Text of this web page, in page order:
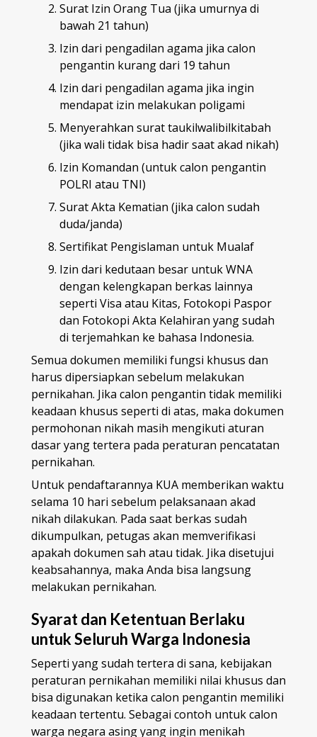
Surat Izin Orang Tua (jika umurnya di
bawah 21 tahun)
Izin dari pengadilan agama jika calon
pengantin kurang dari 19 tahun
Izin dari pengadilan agama jika ingin
mendapat izin melakukan poligami
Menyerahkan surat taukilwalibilkitabah
(jika wali tidak bisa hadir saat akad nikah)
Izin Komandan (untuk calon pengantin
POLRI atau TNI)
Surat Akta Kematian (jika calon sudah
duda/janda)
Sertifikat Pengislaman untuk Mualaf
Izin dari kedutaan besar untuk WNA
dengan kelengkapan berkas lainnya
seperti Visa atau Kitas, Fotokopi Paspor
dan Fotokopi Akta Kelahiran yang sudah
di terjemahkan ke bahasa Indonesia.
Semua dokumen memiliki fungsi khusus dan
harus dipersiapkan sebelum melakukan
pernikahan. Jika calon pengantin tidak memiliki
keadaan khusus seperti di atas, maka dokumen
permohonan nikah masih mengikuti aturan
dasar yang tertera pada peraturan pencatatan
pernikahan.
Untuk pendaftarannya KUA memberikan waktu
selama 10 hari sebelum pelaksanaan akad
nikah dilakukan. Pada saat berkas sudah
dikumpulkan, petugas akan memverifikasi
apakah dokumen sah atau tidak. Jika disetujui
keabsahannya, maka Anda bisa langsung
melakukan pernikahan.
Syarat dan Ketentuan Berlaku
untuk Seluruh Warga Indonesia
Seperti yang sudah tertera di sana, kebijakan
peraturan pernikahan memiliki nilai khusus dan
bisa digunakan ketika calon pengantin memiliki
keadaan tertentu. Sebagai contoh untuk calon
warga negara asing yang ingin menikah